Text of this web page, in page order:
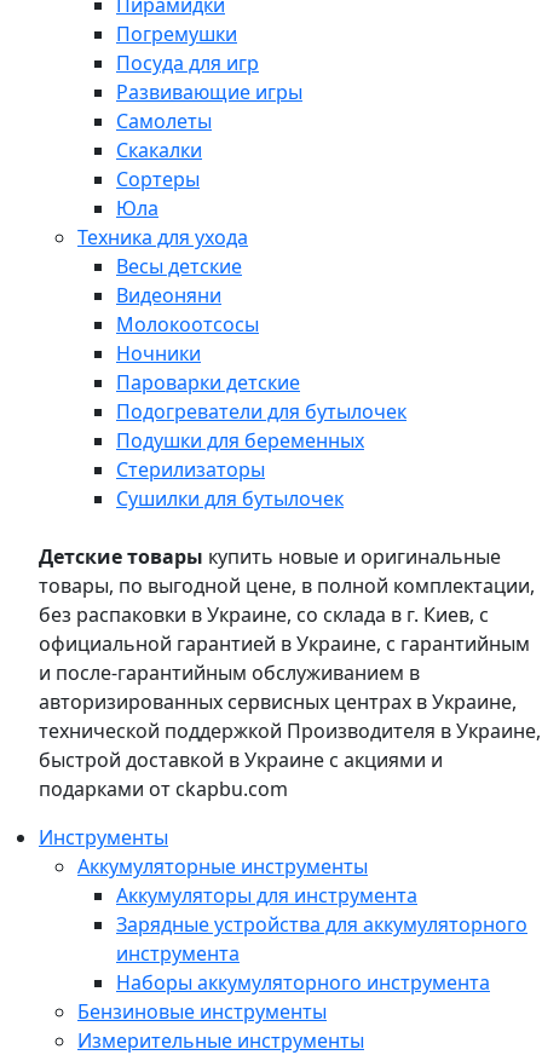
Погремушки
Посуда для игр
Развивающие игры
Самолеты
Скакалки
Сортеры
Юла
Техника для ухода
Весы детские
Видеоняни
Молокоотсосы
Ночники
Пароварки детские
Подогреватели для бутылочек
Подушки для беременных
Стерилизаторы
Сушилки для бутылочек
Детские товары купить новые и оригинальные
товары, по выгодной цене, в полной комплектации,
без распаковки в Украине, со склада в г. Киев, с
официальной гарантией в Украине, с гарантийным
и после-гарантийным обслуживанием в
авторизированных сервисных центрах в Украине,
технической поддержкой Производителя в Украине,
быстрой доставкой в Украине с акциями и
подарками от ckapbu.com
Инструменты
Аккумуляторные инструменты
Аккумуляторы для инструмента
Зарядные устройства для аккумуляторного
инструмента
Наборы аккумуляторного инструмента
Бензиновые инструменты
Измерительные инструменты